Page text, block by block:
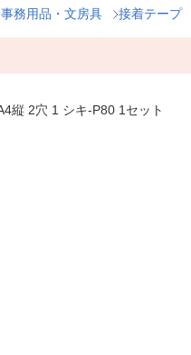
事務用品・文房具 接着テープ